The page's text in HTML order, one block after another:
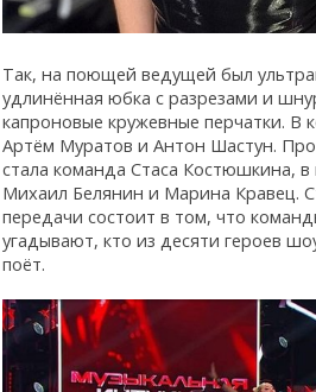
Так, на поющей ведущей был
удлинённая юбка с разрезами и
капроновые кружевные перчатки. В
Артём Муратов и Антон Шастун.
стала команда Стаса Костюшкина,
Михаил Белянин и Марина Кравец.
передачи состоит в том, что
угадывают, кто из десяти героев
поёт.